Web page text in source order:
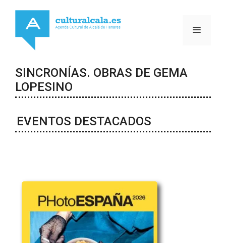
contenido
MENÚ
SINCRONÍAS. OBRAS DE GEMA
LOPESINO
EVENTOS DESTACADOS